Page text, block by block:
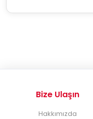
Bize Ulaşın
Hakkımızda